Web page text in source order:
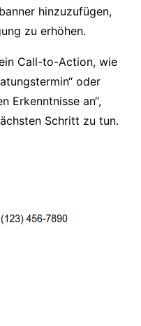
hinzuzufügen,
zu erhöhen.
Call-to-Action, wie
oder
Erkenntnisse an“,
Schritt zu tun.